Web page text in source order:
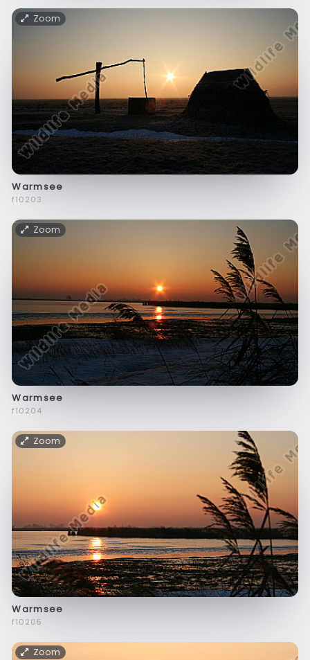
Zoom
Warmsee
f10203
Zoom
Warmsee
f10204
Zoom
Warmsee
f10205
Zoom